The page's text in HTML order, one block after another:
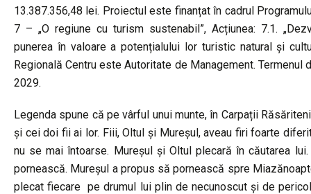
13.387.356,48 lei. Proiectul este finanțat în cadrul
7 – „O regiune cu turism sustenabil”, Acțiunea: 7.1.
punerea în valoare a potențialului lor turistic natural și
Regională Centru este Autoritate de Management.
2029.
Legenda spune că pe vârful unui munte, în Carpații
și cei doi fii ai lor. Fiii, Oltul și Mureșul, aveau firi foarte
nu se mai întoarse. Mureșul și Oltul plecară în căutarea
pornească. Mureșul a propus să pornească spre
plecat fiecare pe drumul lui plin de necunoscut și de